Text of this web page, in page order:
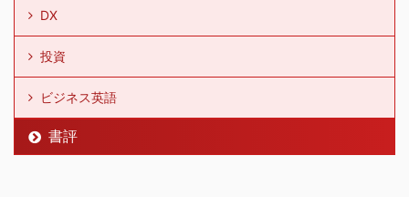
DX
投資
ビジネス英語
書評